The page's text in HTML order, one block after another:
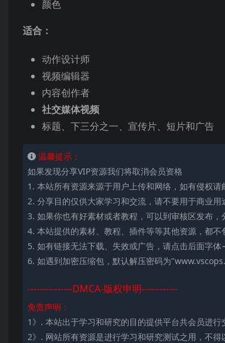
颜色
适合：
动作设计师
视频编辑器
内容创作者
社交媒体视频
标题、下三分之一、宣传片、短片和广告
温馨提示：
如果发现分享VIP资源我们将取消会员资格
1. 本站所有资源来源于用户上传和网络，如有侵权请
2. 分享目的仅供大家学习和交流，请不要用于商业用
3. 如果你也有好素材或者教程，可以到审核区发布，
4. 本站提供的素材、教程、插件等等其他资源，都不
5. 如有链接无法下载、失效或广告，请点击后面字
6. 如遇到加密压缩包，默认解压密码为
---------------DMCA-版权申明------------
免责声明：
1》. 本站出于学习和研究的目的提供平台共会员进
2》. 网站所有资源是进行学习和研究测试之用，不